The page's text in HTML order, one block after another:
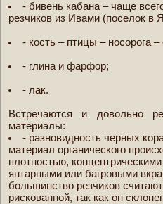
- бивень кабана – чаще
резчиков из Ивами (поселок в
- кость – птицы – носорога
- глина и фарфор;
- лак.
Встречаются и довольно
материалы:
- разновидность черных
материал органического
плотностью,
янтарными или багровыми
большинство резчиков
рискованной, так как он